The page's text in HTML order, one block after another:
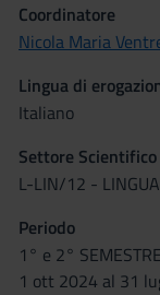
Coordinatore
Nicola Maria
Lingua di
Italiano
Settore
L-LIN/12 -
Periodo
1° e 2°
1 ott 2024 al 31